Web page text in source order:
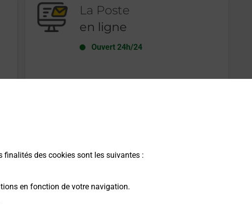
des cookies sont les suivantes :
en fonction de votre navigation.
La Poste
en ligne
Ouvert 24h/24